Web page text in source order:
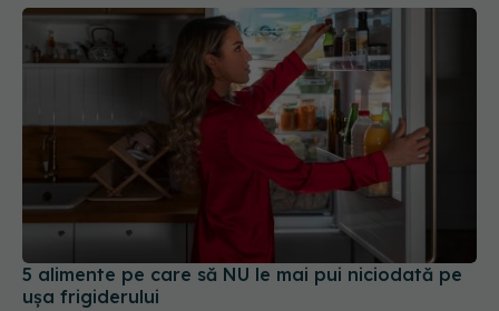
5 alimente pe care să NU le mai pui niciodată pe
ușa frigiderului